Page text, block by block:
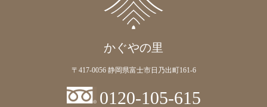
かぐやの里
〒417-0056 静岡県富士市日乃出町161-6
0120-105-615